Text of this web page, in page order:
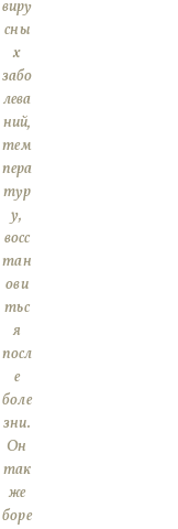
виру
сны
х
забо
лева
ний,
тем
пера
тур
у,
восс
тан
ови
тьс
я
посл
е
боле
зни.
Он
так
же
боре